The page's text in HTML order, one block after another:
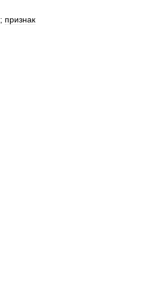
; признак